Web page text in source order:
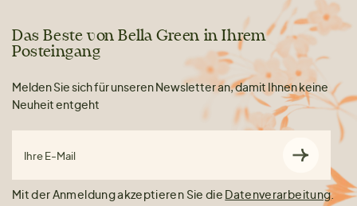
Das Beste von Bella Green in Ihrem
Posteingang
Melden Sie sich für unseren Newsletter an, damit Ihnen keine
Neuheit entgeht
Ihre E-Mail
Mit der Anmeldung akzeptieren Sie die Datenverarbeitung.